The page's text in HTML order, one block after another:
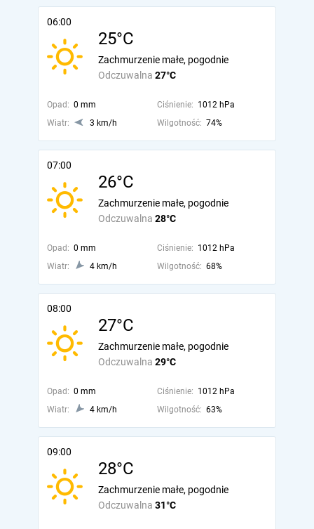
06:00
25°C
Odczuwalna 27°C
Zachmurzenie małe, pogodnie
Opad: 0 mm Ciśnienie: 1012 hPa
Wiatr:
3 km/h Wilgotność: 74%
07:00
26°C
Odczuwalna 28°C
Zachmurzenie małe, pogodnie
Opad: 0 mm Ciśnienie: 1012 hPa
Wiatr:
4 km/h Wilgotność: 68%
08:00
27°C
Odczuwalna 29°C
Zachmurzenie małe, pogodnie
Opad: 0 mm Ciśnienie: 1012 hPa
Wiatr:
4 km/h Wilgotność: 63%
09:00
28°C
Odczuwalna 31°C
Zachmurzenie małe, pogodnie